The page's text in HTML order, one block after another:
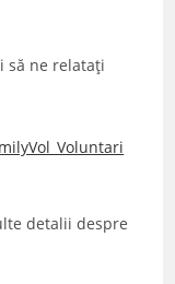
să ne relatați
detalii despre